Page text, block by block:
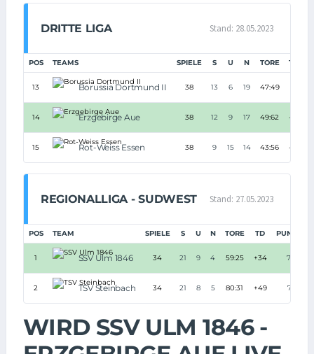
DRITTE LIGA Stand: 28.05.2023
POS TEAMS SPIELE S U N TORE TD
13 Borussia Dortmund II 38 13 6 19 47:49
14 Erzgebirge Aue 38 12 9 17 49:62 -13
15 Rot-Weiss Essen 38 9 15 14 43:56 -13
REGIONALLIGA - SUDWEST Stand: 27.05.2023
POS TEAM SPIELE S U N TORE TD PUNKTE
1 SSV Ulm 1846 34 21 9 4 59:25 +34 72
2 TSV Steinbach 34 21 8 5 80:31 +49 71
WIRD SSV ULM 1846 -